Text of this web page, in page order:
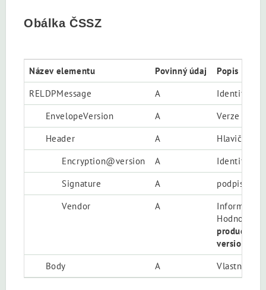
Obálka ČSSZ
Název elementu Povinný údaj
Popis
RELDPMessage
A
EnvelopeVersion
A
Verze
Header
A
Hlavička
Encryption@version
A
Signature
A
podpis
Vendor
A
Informace
Hodnoty
Body
A Vlastní